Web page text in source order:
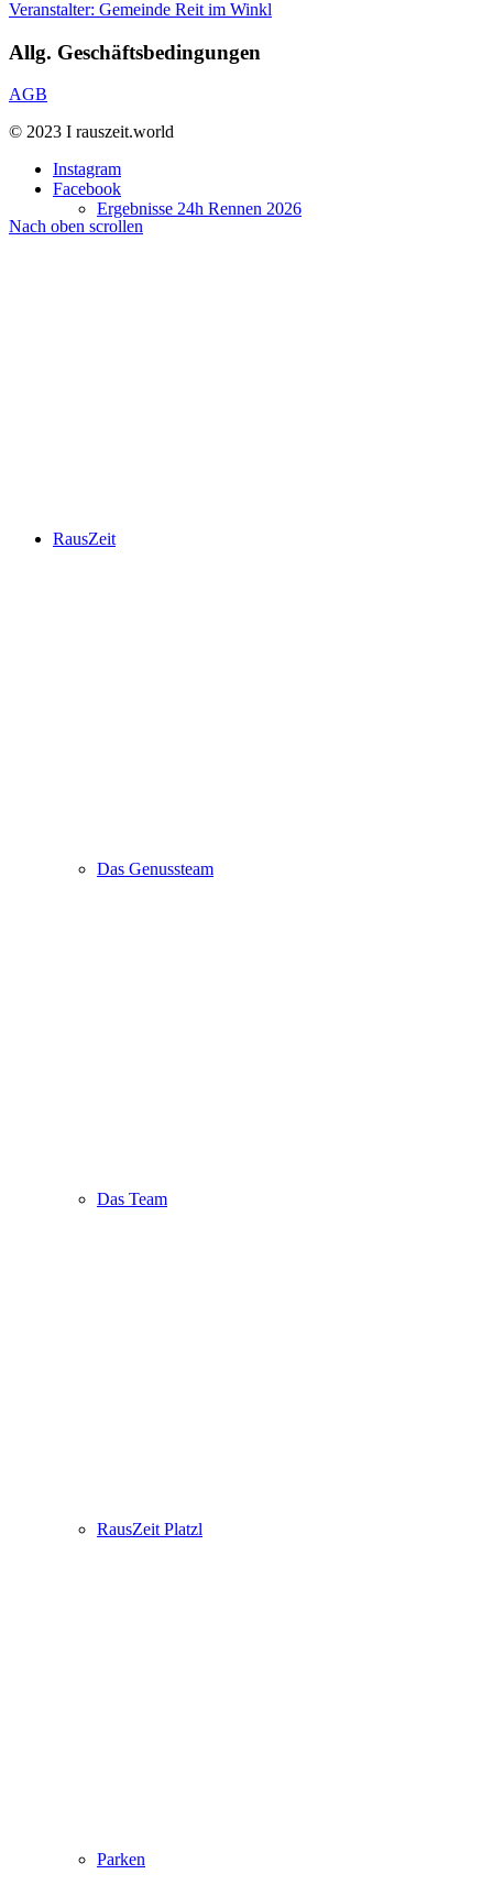
Ergebnisse 24h Rennen 2026
RausZeit
Das Genussteam
Das Team
RausZeit Platzl
Parken
Veranstalter: Gemeinde Reit im Winkl
Allg. Geschäftsbedingungen
AGB
© 2023 I rauszeit.world
Instagram
Facebook
Nach oben scrollen